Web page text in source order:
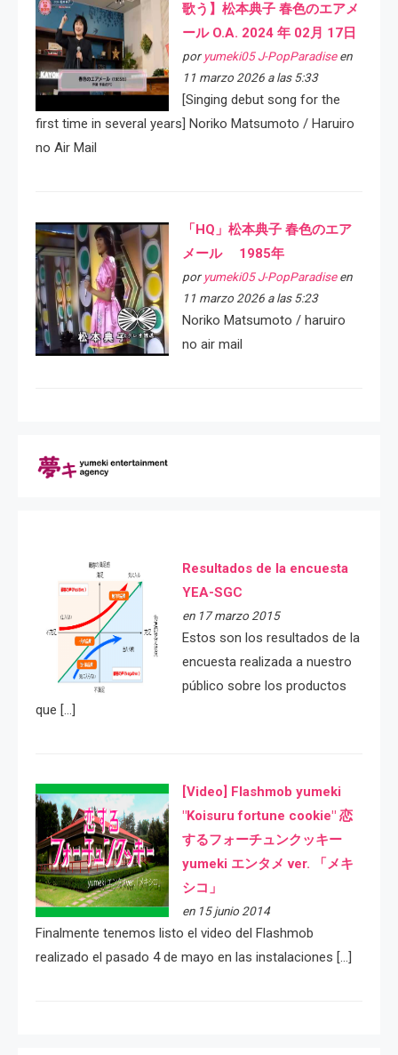
歌う】松本典子 春色のエアメ
ール O.A. 2024 年 02月 17日
por yumeki05 J-PopParadiseen
11 marzo 2026 a las 5:33
[Singing debut song for the
first time in several years] Noriko Matsumoto / Haruiro
no Air Mail
「HQ」松本典子 春色のエア
メール 1985年
por yumeki05 J-PopParadiseen
11 marzo 2026 a las 5:23
Noriko Matsumoto / haruiro
no air mail
Resultados de la encuesta
YEA-SGC
en 17 marzo 2015
Estos son los resultados de la
encuesta realizada a nuestro
público sobre los productos
que […]
[Video] Flashmob yumeki
"Koisuru fortune cookie" 恋
するフォーチュンクッキー
yumeki エンタメ ver. 「メキ
シコ」
en 15 junio 2014
Finalmente tenemos listo el video del Flashmob
realizado el pasado 4 de mayo en las instalaciones […]